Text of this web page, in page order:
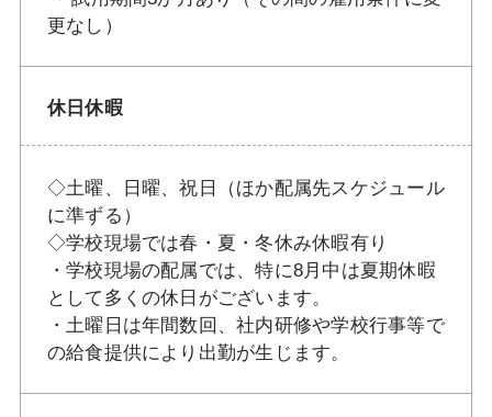
更なし）
休日休暇
◇土曜、日曜、祝日（ほか配属先スケジュール
に準ずる）
◇学校現場では春・夏・冬休み休暇有り
・学校現場の配属では、特に8月中は夏期休暇
として多くの休日がございます。
・土曜日は年間数回、社内研修や学校行事等で
の給食提供により出勤が生じます。